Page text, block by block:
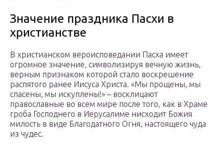
Значение праздника Пасхи в
христианстве
В христианском вероисповедании Пасха имеет
огромное значение, символизируя вечную жизнь,
верным признаком которой стало воскрешение
распятого ранее Иисуса Христа. «Мы прощены, мы
спасены, мы искуплены!» – восклицают
православные во всем мире после того, как в Храме
гроба Господнего в Иерусалиме нисходит Божия
милость в виде Благодатного Огня, настоящего чуда
из чудес.